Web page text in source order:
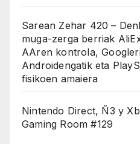
Sarean Zehar 420 –
muga-zerga berriak
AAren kontrola,
Androidengatik eta
fisikoen amaiera
Nintendo Direct, Ñ3 y
Gaming Room #129